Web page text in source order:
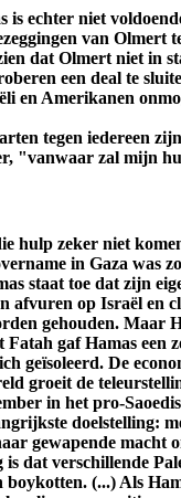
is echter niet
van Olmert
dat Olmert niet in
een deal te
en Amerikanen
tegen iedereen
"vanwaar zal mijn
hulp zeker niet
in Gaza was
staat toe dat zijn
afvuren op Israël en
gehouden. Maar
Fatah gaf Hamas een
geïsoleerd. De
groeit de
in het pro-
doelstelling:
gewapende macht
dat verschillende
(...) Als